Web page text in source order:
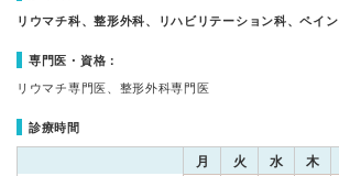
リウマチ科、整形外科、リハビリテーション科、ペイ
専門医・資格：
リウマチ専門医、整形外科専門医
診療時間
月 火 水 木